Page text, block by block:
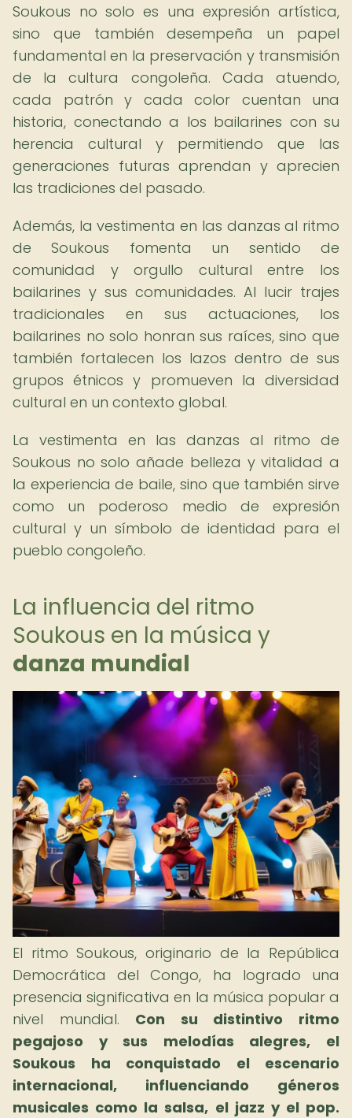
Soukous no solo es una expresión artística,
sino que también desempeña un papel
fundamental en la preservación y transmisión
de la cultura congoleña. Cada atuendo,
cada patrón y cada color cuentan una
historia, conectando a los bailarines con su
herencia cultural y permitiendo que las
generaciones futuras aprendan y aprecien
las tradiciones del pasado.
Además, la vestimenta en las danzas al ritmo
de Soukous fomenta un sentido de
comunidad y orgullo cultural entre los
bailarines y sus comunidades. Al lucir trajes
tradicionales en sus actuaciones, los
bailarines no solo honran sus raíces, sino que
también fortalecen los lazos dentro de sus
grupos étnicos y promueven la diversidad
cultural en un contexto global.
La vestimenta en las danzas al ritmo de
Soukous no solo añade belleza y vitalidad a
la experiencia de baile, sino que también sirve
como un poderoso medio de expresión
cultural y un símbolo de identidad para el
pueblo congoleño.
La influencia del ritmo
Soukous en la música y
danza mundial
El ritmo Soukous, originario de la República
Democrática del Congo, ha logrado una
presencia significativa en la música popular a
nivel mundial. Con su distintivo ritmo
pegajoso y sus melodías alegres, el
Soukous ha conquistado el escenario
internacional, influenciando géneros
musicales como la salsa, el jazz y el pop.